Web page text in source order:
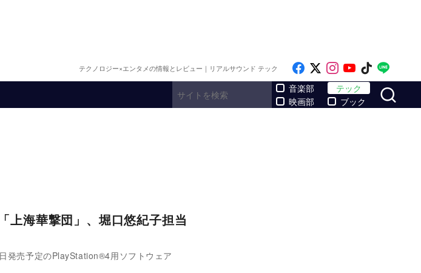
テクノロジー×エンタメの情報とレビュー｜リアルサウンド テック Like on Facebook
Follow on x
Follow on
Follow on
Follow
音楽部
映画部
テック
ブック
上海華撃団」、堀口悠紀子担当
発売予定のPlayStation®4用ソフトウェア